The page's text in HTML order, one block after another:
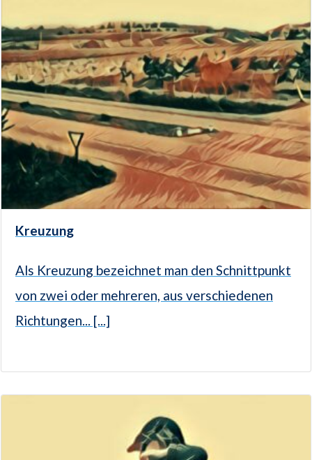
Kreuzung
Als Kreuzung bezeichnet man den Schnittpunkt
von zwei oder mehreren, aus ver­schiedenen
Richtungen... [...]